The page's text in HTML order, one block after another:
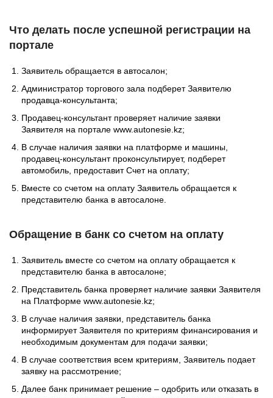
Что делать после успешной регистрации на
портале
Заявитель обращается в автосалон;
Администратор торгового зала подберет Заявителю
продавца-консультанта;
Продавец-консультант проверяет наличие заявки
Заявителя на портале www.autonesie.kz;
В случае наличия заявки на платформе и машины,
продавец-консультант проконсультирует, подберет
автомобиль, предоставит Счет на оплату;
Вместе со счетом на оплату Заявитель обращается к
представителю банка в автосалоне.
Обращение в банк со счетом на оплату
Заявитель вместе со счетом на оплату обращается к
представителю банка в автосалоне;
Представитель банка проверяет наличие заявки Заявителя
на Платформе www.autonesie.kz;
В случае наличия заявки, представитель банка
информирует Заявителя по критериям финансирования и
необходимым документам для подачи заявки;
В случае соответствия всем критериям, Заявитель подает
заявку на рассмотрение;
Далее банк принимает решение – одобрить или отказать в